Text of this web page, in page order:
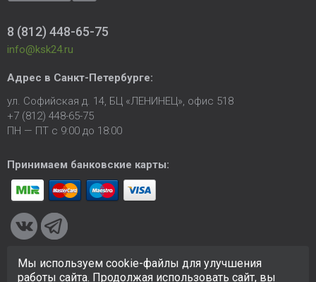
8 (812) 448-65-75
info@ksk24.ru
Адрес в Санкт-Петербурге:
ул. Софийская д. 14, БЦ «ЛЕНИНЕЦ», офис 518
+7 (812) 448-65-75
ПН — ПТ с 9:00 до 18:00
Принимаем банковские карты:
© 2005-2026 ООО «КСК». Сайтhttps://ksk24.ruсоздан
Мы используем cookie-файлы для улучшения
работы сайта. Продолжая использовать сайт, вы